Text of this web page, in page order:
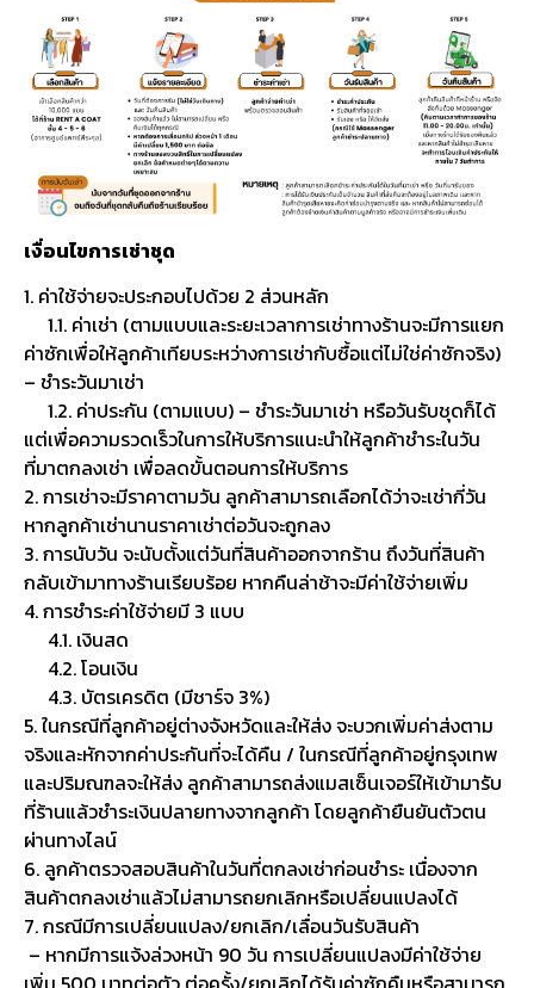
เงื่อนไขการเช่าชุด
1. ค่าใช้จ่ายจะประกอบไปด้วย 2 ส่วนหลัก
1.1. ค่าเช่า (ตามแบบและระยะเวลาการเช่าทางร้านจะมีการแยก
ค่าซักเพื่อให้ลูกค้าเทียบระหว่างการเช่ากับซื้อแต่ไม่ใช่ค่าซักจริง)
– ชำระวันมาเช่า
1.2. ค่าประกัน (ตามแบบ) – ชำระวันมาเช่า หรือวันรับชุดก็ได้
แต่เพื่อความรวดเร็วในการให้บริการแนะนำให้ลูกค้าชำระในวัน
ที่มาตกลงเช่า เพื่อลดขั้นตอนการให้บริการ
2. การเช่าจะมีราคาตามวัน ลูกค้าสามารถเลือกได้ว่าจะเช่ากี่วัน
หากลูกค้าเช่านานราคาเช่าต่อวันจะถูกลง
3. การนับวัน จะนับตั้งแต่วันที่สินค้าออกจากร้าน ถึงวันที่สินค้า
กลับเข้ามาทางร้านเรียบร้อย หากคืนล่าช้าจะมีค่าใช้จ่ายเพิ่ม
4. การชำระค่าใช้จ่ายมี 3 แบบ
4.1. เงินสด
4.2. โอนเงิน
4.3. บัตรเครดิต (มีชาร์จ 3%)
5. ในกรณีที่ลูกค้าอยู่ต่างจังหวัดและให้ส่ง จะบวกเพิ่มค่าส่งตาม
จริงและหักจากค่าประกันที่จะได้คืน / ในกรณีที่ลูกค้าอยู่กรุงเทพ
และปริมณฑลจะให้ส่ง ลูกค้าสามารถส่งแมสเซ็นเจอร์ให้เข้ามารับ
ที่ร้านแล้วชำระเงินปลายทางจากลูกค้า โดยลูกค้ายืนยันตัวตน
ผ่านทางไลน์
6. ลูกค้าตรวจสอบสินค้าในวันที่ตกลงเช่าก่อนชำระ เนื่องจาก
สินค้าตกลงเช่าแล้วไม่สามารถยกเลิกหรือเปลี่ยนแปลงได้
7. กรณีมีการเปลี่ยนแปลง/ยกเลิก/เลื่อนวันรับสินค้า
– หากมีการแจ้งล่วงหน้า 90 วัน การเปลี่ยนแปลงมีค่าใช้จ่าย